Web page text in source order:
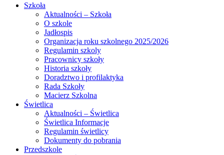
Szkoła
Aktualności – Szkoła
O szkole
Jadłospis
Organizacja roku szkolnego 2025/2026
Regulamin szkoly
Pracownicy szkoły
Historia szkoły
Doradztwo i profilaktyka
Rada Szkoły
Macierz Szkolna
Świetlica
Aktualności – Świetlica
Świetlica Informacje
Regulamin świetlicy
Dokumenty do pobrania
Przedszkole